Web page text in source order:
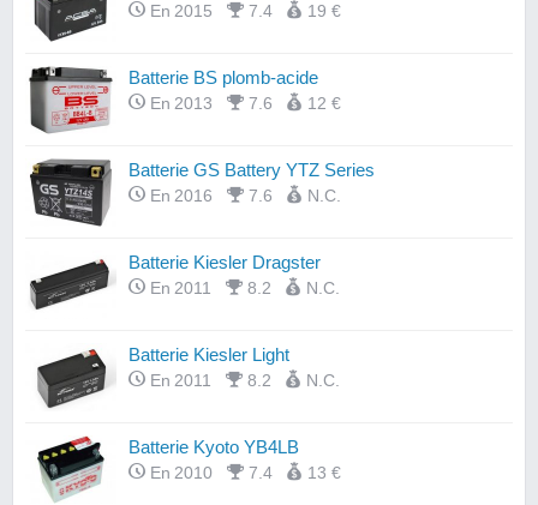
En 2015 7.4 19 €
Batterie BS plomb-acide
En 2013 7.6 12 €
Batterie GS Battery YTZ Series
En 2016 7.6 N.C.
Batterie Kiesler Dragster
En 2011 8.2 N.C.
Batterie Kiesler Light
En 2011 8.2 N.C.
Batterie Kyoto YB4LB
En 2010 7.4 13 €